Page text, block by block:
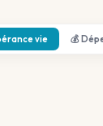
vie 💰